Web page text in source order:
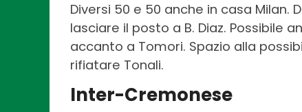
Diversi 50 e 50 anche in casa
lasciare il posto a B. Diaz. Possibile
accanto a Tomori. Spazio alla
rifiatare Tonali.
Inter-Cremonese